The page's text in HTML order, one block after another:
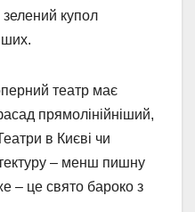
купол
театр має
прямолінійніший,
в Києві чи
– менш пишну
– це свято бароко з